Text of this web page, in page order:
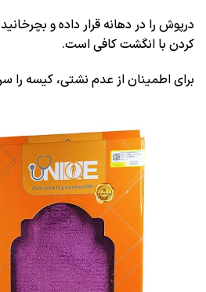
درپوش را در دهانه قرار داده و
کردن با انگشت کافی است.
برای اطمینان از عدم نشتی، کیسه را